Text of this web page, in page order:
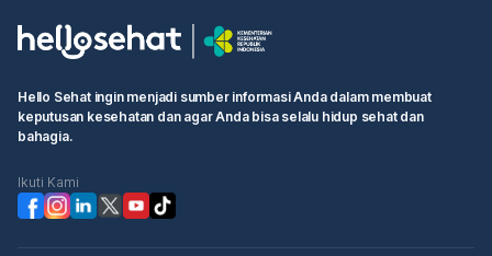
Hello Sehat ingin menjadi sumber informasi Anda dalam membuat
keputusan kesehatan dan agar Anda bisa selalu hidup sehat dan
bahagia.
Ikuti Kami